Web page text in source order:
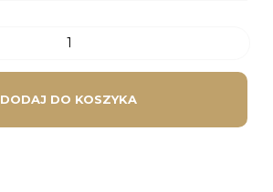
DODAJ DO KOSZYKA